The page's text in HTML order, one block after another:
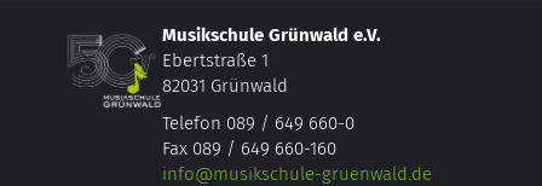
Musikschule Grünwald e.V.
Ebertstraße 1
82031 Grünwald
Telefon 089 / 649 660-0
Fax 089 / 649 660-160
info@musikschule-gruenwald.de